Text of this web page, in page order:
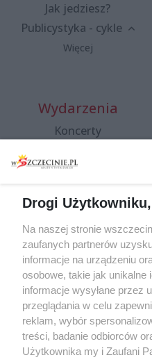
Jak jedziesz?
Publicystyka - cykle
Więcej
Wydarzenia
Koncerty
Spacery i oprowadzania
targi
Wernisaże
Więcej
Drogi Użytkowniku,
Na naszej stronie
zaufanych partnerów
informacje na urządzeniu
osobowe, takie jak unikalne
informacje wysyłane przez
przeglądania w celu
reklam, wybór
treści, badanie odbiorców
Użytkownika my i Zaufani